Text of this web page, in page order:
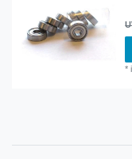
*